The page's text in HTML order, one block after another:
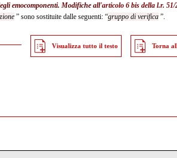
emocomponenti. Modifiche all'articolo 6 bis della l.r. 51/
” sono sostituite dalle seguenti: “gruppo di verifica ”.
Visualizza tutto il testo Torna